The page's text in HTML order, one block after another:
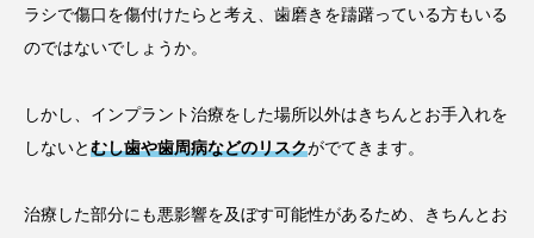
ラシで傷口を傷付けたらと考え、歯磨きを躊躇っている方もいる
のではないでしょうか。
しかし、インプラント治療をした場所以外はきちんとお手入れを
しないと むし歯や歯周病などのリスクがでてきます。
治療した部分にも悪影響を及ぼす可能性があるため、きちんとお